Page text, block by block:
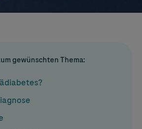
gewünschten Thema: